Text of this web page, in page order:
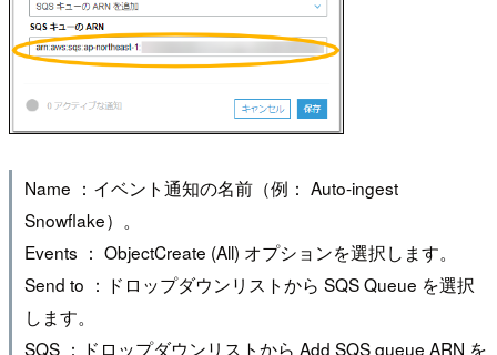
Name ：イベント通知の名前（例： Auto-ingest
Snowflake）。
Events ： ObjectCreate (All) オプションを選択します。
Send to ：ドロップダウンリストから SQS Queue を選択
します。
SQS ：ドロップダウンリストから Add SQS queue ARN を